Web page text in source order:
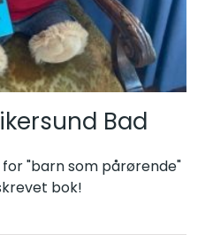
Bad
"barn som pårørende"
bok!